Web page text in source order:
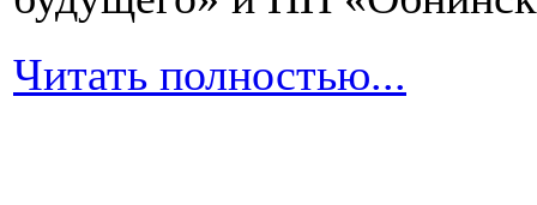
Читать полностью...